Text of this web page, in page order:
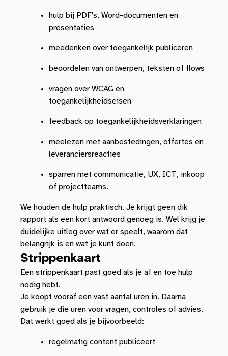
hulp bij PDF's, Word-documenten en
presentaties
meedenken over toegankelijk publiceren
beoordelen van ontwerpen, teksten of flows
vragen over WCAG en
toegankelijkheidseisen
feedback op toegankelijkheidsverklaringen
meelezen met aanbestedingen, offertes en
leveranciersreacties
sparren met communicatie, UX, ICT, inkoop
of projectteams.
We houden de hulp praktisch. Je krijgt geen dik
rapport als een kort antwoord genoeg is. Wel krijg je
duidelijke uitleg over wat er speelt, waarom dat
belangrijk is en wat je kunt doen.
Strippenkaart
Een strippenkaart past goed als je af en toe hulp
nodig hebt.
Je koopt vooraf een vast aantal uren in. Daarna
gebruik je die uren voor vragen, controles of advies.
Dat werkt goed als je bijvoorbeeld:
regelmatig content publiceert